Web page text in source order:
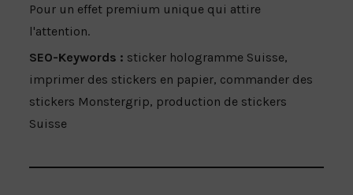
Pour un effet premium unique qui attire
l'attention.
SEO-Keywords : sticker hologramme Suisse,
imprimer des stickers en papier, commander des
stickers Monstergrip, production de stickers
Suisse